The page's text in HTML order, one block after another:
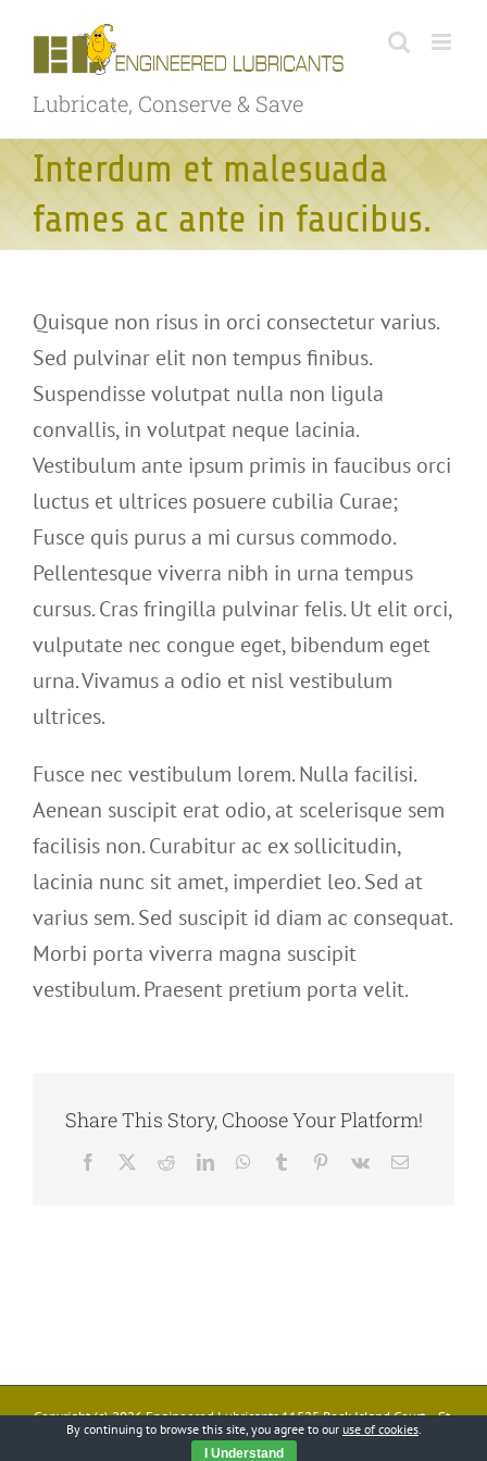
content
Lubricate, Conserve & Save
Interdum et malesuada
fames ac ante in faucibus.
Quisque non risus in orci consectetur varius.
Sed pulvinar elit non tempus finibus.
Suspendisse volutpat nulla non ligula
convallis, in volutpat neque lacinia.
Vestibulum ante ipsum primis in faucibus orci
luctus et ultrices posuere cubilia Curae;
Fusce quis purus a mi cursus commodo.
Pellentesque viverra nibh in urna tempus
cursus. Cras fringilla pulvinar felis. Ut elit orci,
vulputate nec congue eget, bibendum eget
urna. Vivamus a odio et nisl vestibulum
ultrices.
Fusce nec vestibulum lorem. Nulla facilisi.
Aenean suscipit erat odio, at scelerisque sem
facilisis non. Curabitur ac ex sollicitudin,
lacinia nunc sit amet, imperdiet leo. Sed at
varius sem. Sed suscipit id diam ac consequat.
Morbi porta viverra magna suscipit
vestibulum. Praesent pretium porta velit.
Share This Story, Choose Your Platform!
Facebook RedditLinkedInWhatsApp
Tumblr Pinterest
Vk Email
Copyright (c)2026 Engineered Lubricants 11525 Rock Island Court • St.
Louis, MO 63043 • Phone: 314/872-9540 • Fax: 314/872-9544
By continuing to browse this site, you agree to our use of cookies.
I Understand